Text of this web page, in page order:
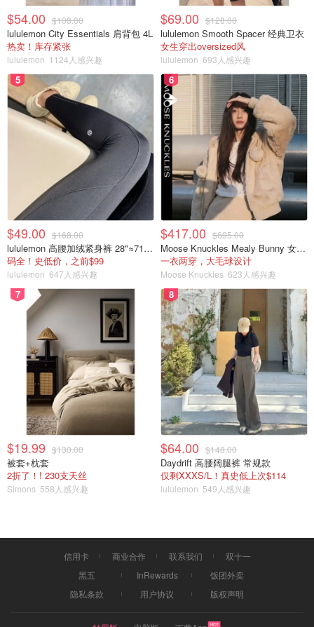
哈基莫夫的团队建议政府机构可以按日“分批”接受预订，在
当天报名的人员中随机分配名额，而不是按照先到先得的原
则。
Hakimov说：“速度快并没有什么优势，这意味着从技术上
讲，人类可以与机器人竞争。”
该团队还建议将任何取消的预约添加到第二天随机分配的时
段中，以防止黄牛党将客户塞入新开放的位置。
“问题只会越来越严重”
Power称，美国国务院表示，
不相信其签证预订系统遭到此
类机器人入侵，并将继续采取安全措施。
她说：“我们正在尽一切努力防止人们以这种方式受骗，但
我们也需要申请人保护自己。”
但Hakimov表示，他认为这个问题的根源在于财富不平等，
而且将继续蔓延。
他说：“随着事物数字化程度的提高，这些问题只会变得更
加严重。”
在翻译的帮助下，CBC通过在线消息平台联系上了这名中
国广告客户。广告客户解释说，他们从 2007 年就开始做这
项业务，今年在加拿大已经预约了“几千人”，但拒绝回答有
关业务如何运作的任何其他问题。
至于Chen，他对那些他花钱雇来争取提前预约机会的人了
解不多，只知道他们的“服务”对他不起作用。
国驻多伦多领事馆有空位，并迅速帮助他重新预订。
Chen必须前往多伦多参加预约，但他已从所使用的服务中
收回了费用。
他很高兴美国国务院意识到了这个问题并试图保护人们免受
$54.00 $108.00
lululemon City Essentials 肩背包 4L
热卖！库存紧张
lululemon 1124人感兴趣
$69.00 $128.00
lululemon Smooth Spacer 经典卫衣
女生穿出oversized风
lululemon 693人感兴趣
5
$49.00 $168.00
lululemon 高腰加绒紧身裤 28"≈71cm 5个口袋
码全！史低价，之前$99
lululemon 647人感兴趣
6
$417.00 $695.00
Moose Knuckles Mealy Bunny 女士双面穿连帽外套
一衣两穿，大毛球设计
Moose Knuckles 623人感兴趣
7
$19.99 $130.00
被套+枕套
2折了！! 230支天丝
Simons 558人感兴趣
8
$64.00 $148.00
Daydrift 高腰阔腿裤 常规款
仅剩XXXS/L！真史低上次$114
lululemon 549人感兴趣
信用卡 商业合作 联系我们
双十一
黑五
InRewards
饭团外卖
隐私条款
用户协议 版权声明